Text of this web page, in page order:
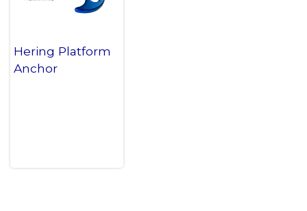
Hering Platform
Anchor